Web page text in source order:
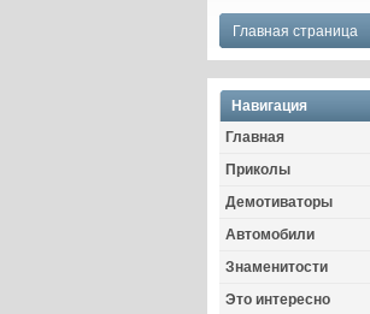
Главная страница
Навигация
Главная
Приколы
Демотиваторы
Автомобили
Знаменитости
Это интересно